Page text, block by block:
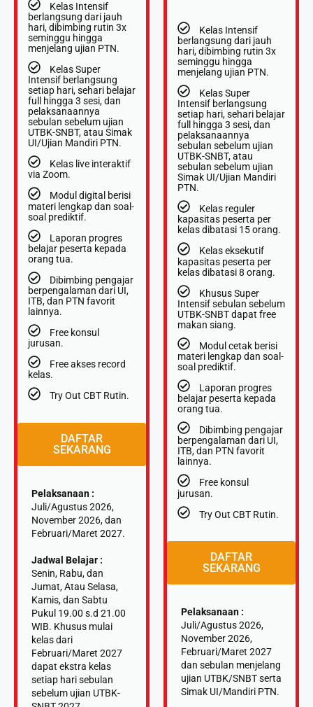
Kelas Intensif
berlangsung dari jauh
hari, dibimbing rutin 3x
seminggu hingga
menjelang ujian PTN.
Kelas Super
Intensif berlangsung
setiap hari, sehari belajar
full hingga 3 sesi, dan
pelaksanaannya
sebulan sebelum ujian
UTBK-SNBT, atau Simak
UI/Ujian Mandiri PTN.
⁠Kelas live interaktif
via Zoom.
⁠Modul digital berisi
materi lengkap dan soal-
soal prediktif.
⁠Laporan progres
belajar peserta kepada
orang tua.
Dibimbing pengajar
berpengalaman dari UI,
ITB, dan PTN favorit
lainnya.
Free konsul
jurusan.
Free akses record
kelas.
Try Out CBT Rutin.
DAFTAR
SEKARANG
Pelaksanaan :
Juli/Agustus 2026,
November 2026, dan
Februari/Maret 2027.
Jadwal Belajar :
Senin, Rabu, dan
Jumat, Atau Selasa,
Kamis, dan Sabtu
Pukul 19.00 s.d 21.00
WIB. Khusus mulai
kelas dari
Februari/Maret 2027
dapat ekstra kelas
setiap hari sebulan
sebelum ujian UTBK-
Kelas Intensif
berlangsung dari jauh
hari, dibimbing rutin 3x
seminggu hingga
menjelang ujian PTN.
Kelas Super
Intensif berlangsung
setiap hari, sehari belajar
full hingga 3 sesi, dan
pelaksanaannya
sebulan sebelum ujian
UTBK-SNBT, atau
sebulan sebelum ujian
Simak UI/Ujian Mandiri
PTN.
Kelas reguler
kapasitas peserta per
kelas dibatasi 15 orang.
⁠Kelas eksekutif
kapasitas peserta per
kelas dibatasi 8 orang.
Khusus Super
Intensif sebulan sebelum
UTBK-SNBT dapat free
makan siang.
⁠Modul cetak berisi
materi lengkap dan soal-
soal prediktif.
Laporan progres
belajar peserta kepada
orang tua.
Dibimbing pengajar
berpengalaman dari UI,
ITB, dan PTN favorit
lainnya.
⁠Free konsul
jurusan.
Try Out CBT Rutin.
DAFTAR
SEKARANG
Pelaksanaan :
Juli/Agustus 2026,
November 2026,
Februari/Maret 2027
dan sebulan menjelang
ujian UTBK/SNBT serta
Simak UI/Mandiri PTN.